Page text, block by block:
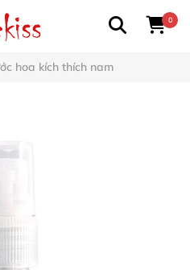
0
hoa kích thích nam